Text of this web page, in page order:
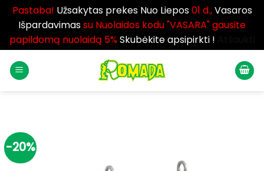
Pastaba! Užsakytas prekes Nuo Liepos01 d.,Vasaros
Išpardavimassu Nuolaidos kodu "VASARA" gausite
papildomą nuolaidą 5%Skubėkite apsipirkti !
-20%